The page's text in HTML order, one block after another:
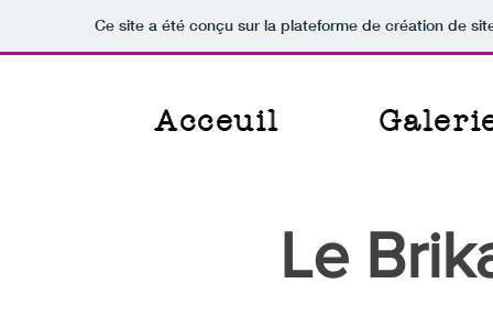
Ce site a été conçu sur la plateforme de création de
Acceuil
Le